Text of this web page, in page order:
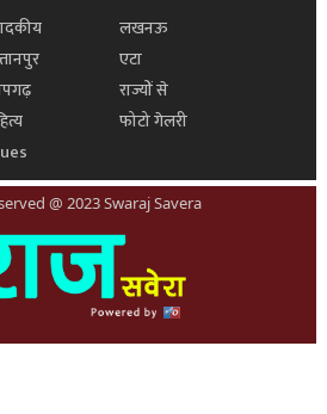
लखनऊ
एटा
राज्यों से
फोटो गेलरी
@ 2023 Swaraj Savera